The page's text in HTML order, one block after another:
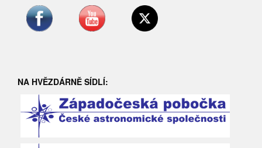
NA HVĚZDÁRNĚ SÍDLÍ: